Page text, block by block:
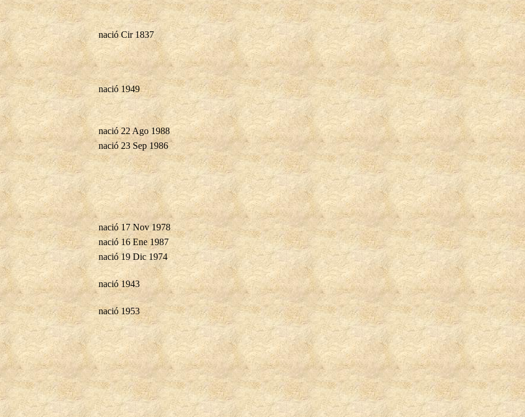
nació Cir 1837
nació 1949
nació 22 Ago 1988
nació 23 Sep 1986
nació 17 Nov 1978
nació 16 Ene 1987
nació 19 Dic 1974
nació 1943
nació 1953